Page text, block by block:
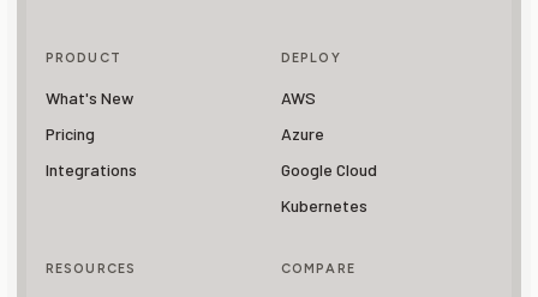
PRODUCT
What's New
Pricing
Integrations
DEPLOY
AWS
Azure
Google Cloud
Kubernetes
RESOURCES COMPARE